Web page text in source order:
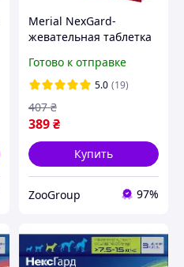
Merial NexGard-
жевательная таблетка
(25-50 кг) 1 таблетка
Готово к отправке
5.0 (19)
389₴
407 ₴
Купить
ZooGroup 97%